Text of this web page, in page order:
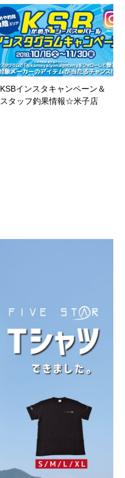
KSBインスタキャンペーン＆
スタッフ釣果情報☆米子店